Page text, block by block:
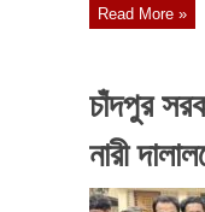
Read More »
চাঁদপুর
নারী